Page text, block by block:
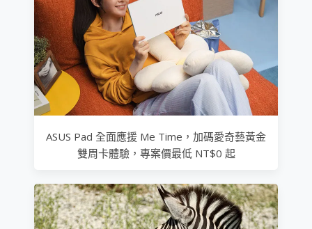
ASUS Pad 全面應援 Me Time，加碼愛奇藝黃金
雙周卡體驗，專案價最低 NT$0 起